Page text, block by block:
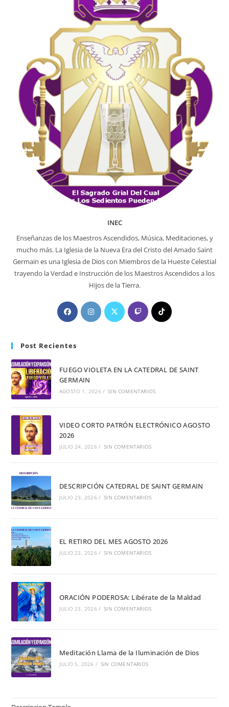
INEC
Enseñanzas de los Maestros Ascendidos, Música, Meditaciones, y
mucho más. La Iglesia de la Nueva Era del Cristo del Amado Saint
Germain es una Iglesia de Dios con Miembros de la Hueste Celestial
trayendo la Verdad e Instrucción de los Maestros Ascendidos a los
Hijos de la Tierra.
Post Recientes
FUEGO VIOLETA EN LA CATEDRAL DE SAINT
GERMAIN
AGOSTO 1, 2026 / SIN COMENTARIOS
VIDEO CORTO PATRÓN ELECTRÓNICO AGOSTO
2026
JULIO 24, 2026 / SIN COMENTARIOS
DESCRIPCIÓN CATEDRAL DE SAINT GERMAIN
JULIO 23, 2026 / SIN COMENTARIOS
EL RETIRO DEL MES AGOSTO 2026
JULIO 23, 2026 / SIN COMENTARIOS
ORACIÓN PODEROSA: Libérate de la Maldad
JULIO 23, 2026 / SIN COMENTARIOS
Meditación Llama de la Iluminación de Dios
JULIO 5, 2026 / SIN COMENTARIOS